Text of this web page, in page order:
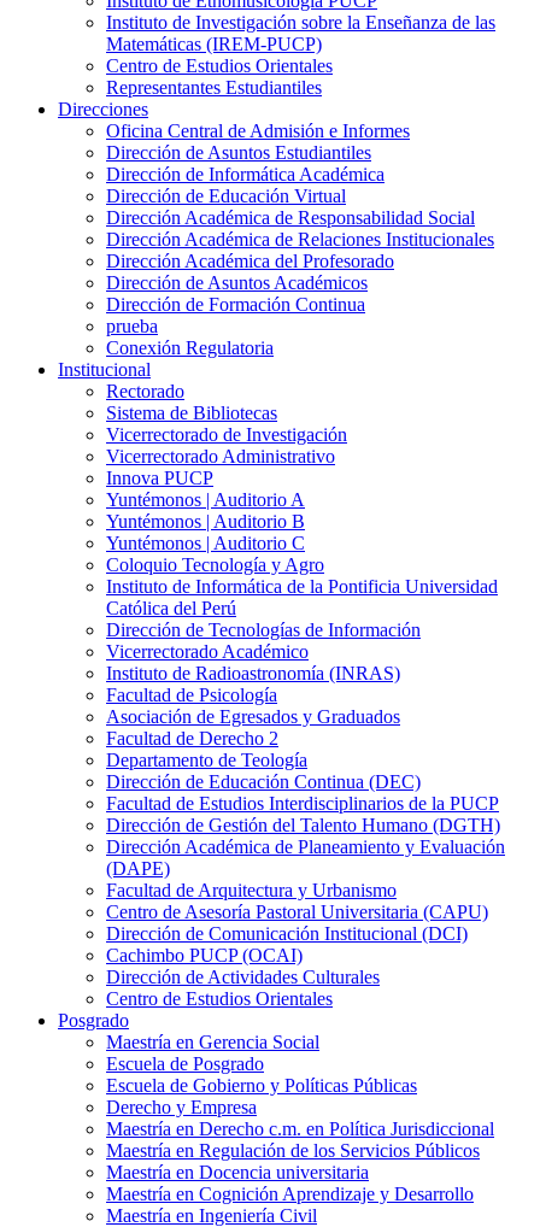
Instituto de Investigación sobre la Enseñanza de las
Matemáticas (IREM-PUCP)
Centro de Estudios Orientales
Representantes Estudiantiles
Direcciones
Oficina Central de Admisión e Informes
Dirección de Asuntos Estudiantiles
Dirección de Informática Académica
Dirección de Educación Virtual
Dirección Académica de Responsabilidad Social
Dirección Académica de Relaciones Institucionales
Dirección Académica del Profesorado
Dirección de Asuntos Académicos
Dirección de Formación Continua
prueba
Conexión Regulatoria
Institucional
Rectorado
Sistema de Bibliotecas
Vicerrectorado de Investigación
Vicerrectorado Administrativo
Innova PUCP
Yuntémonos | Auditorio A
Yuntémonos | Auditorio B
Yuntémonos | Auditorio C
Coloquio Tecnología y Agro
Instituto de Informática de la Pontificia Universidad
Católica del Perú
Dirección de Tecnologías de Información
Vicerrectorado Académico
Instituto de Radioastronomía (INRAS)
Facultad de Psicología
Asociación de Egresados y Graduados
Facultad de Derecho 2
Departamento de Teología
Dirección de Educación Continua (DEC)
Facultad de Estudios Interdisciplinarios de la PUCP
Dirección de Gestión del Talento Humano (DGTH)
Dirección Académica de Planeamiento y Evaluación
(DAPE)
Facultad de Arquitectura y Urbanismo
Centro de Asesoría Pastoral Universitaria (CAPU)
Dirección de Comunicación Institucional (DCI)
Cachimbo PUCP (OCAI)
Dirección de Actividades Culturales
Centro de Estudios Orientales
Posgrado
Maestría en Gerencia Social
Escuela de Posgrado
Escuela de Gobierno y Políticas Públicas
Derecho y Empresa
Maestría en Derecho c.m. en Política Jurisdiccional
Maestría en Regulación de los Servicios Públicos
Maestría en Docencia universitaria
Maestría en Cognición Aprendizaje y Desarrollo
Maestría en Ingeniería Civil